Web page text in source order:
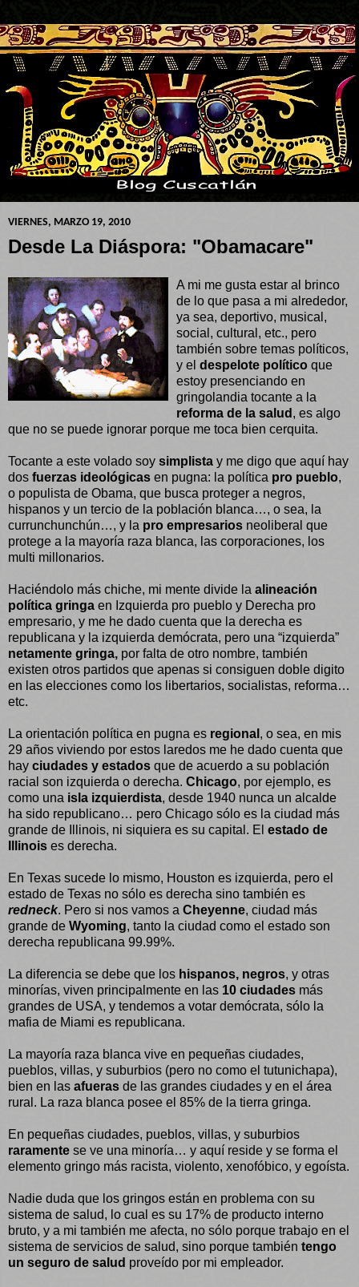
VIERNES, MARZO 19, 2010
Desde La Diáspora: "Obamacare"
A mi me gusta estar al brinco
de lo que pasa a mi alrededor,
ya sea, deportivo, musical,
social, cultural, etc., pero
también sobre temas políticos,
y el despelote político que
estoy presenciando en
gringolandia tocante a la
reforma de la salud , es algo
que no se puede ignorar porque me toca bien cerquita.
Tocante a este volado soy simplista y me digo que aquí hay
dos fuerzas ideológicas en pugna: la política pro pueblo,
o populista de Obama, que busca proteger a negros,
hispanos y un tercio de la población blanca…, o sea, la
currunchunchún…, y la pro empresarios neoliberal que
protege a la mayoría raza blanca, las corporaciones, los
multi millonarios.
Haciéndolo más chiche, mi mente divide la alineación
política gringa en Izquierda pro pueblo y Derecha pro
empresario, y me he dado cuenta que la derecha es
republicana y la izquierda demócrata, pero una “izquierda”
netamente gringa, por falta de otro nombre, también
existen otros partidos que apenas si consiguen doble digito
en las elecciones como los libertarios, socialistas, reforma…
etc.
La orientación política en pugna es regional , o sea, en mis
29 años viviendo por estos laredos me he dado cuenta que
hay ciudades y estados que de acuerdo a su población
racial son izquierda o derecha. Chicago, por ejemplo, es
como una isla izquierdista, desde 1940 nunca un alcalde
ha sido republicano… pero Chicago sólo es la ciudad más
grande de Illinois, ni siquiera es su capital. El estado de
Illinois es derecha.
En Texas sucede lo mismo, Houston es izquierda, pero el
estado de Texas no sólo es derecha sino también es
redneck. Pero si nos vamos a Cheyenne, ciudad más
grande de Wyoming, tanto la ciudad como el estado son
derecha republicana 99.99%.
La diferencia se debe que los hispanos, negros, y otras
minorías, viven principalmente en las 10 ciudades más
grandes de USA, y tendemos a votar demócrata, sólo la
mafia de Miami es republicana.
La mayoría raza blanca vive en pequeñas ciudades,
pueblos, villas, y suburbios (pero no como el tutunichapa),
bien en las afueras de las grandes ciudades y en el área
rural. La raza blanca posee el 85% de la tierra gringa.
En pequeñas ciudades, pueblos, villas, y suburbios
raramente se ve una minoría… y aquí reside y se forma el
elemento gringo más racista, violento, xenofóbico, y egoísta.
Nadie duda que los gringos están en problema con su
sistema de salud, lo cual es su 17% de producto interno
bruto, y a mi también me afecta, no sólo porque trabajo en el
sistema de servicios de salud, sino porque también tengo
un seguro de salud proveído por mi empleador.